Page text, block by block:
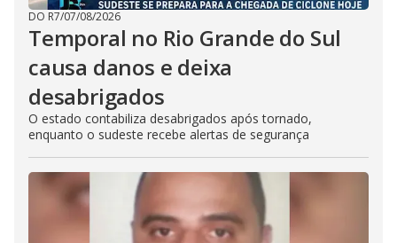
DO R7/07/08/2026
Temporal no Rio Grande do Sul
causa danos e deixa
desabrigados
O estado contabiliza desabrigados após tornado,
enquanto o sudeste recebe alertas de segurança